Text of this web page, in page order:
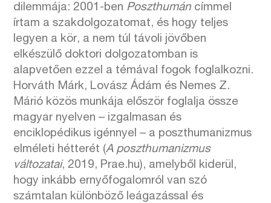
dilemmája: 2001-ben Poszthumán címmel
írtam a szakdolgozatomat, és hogy teljes
legyen a kör, a nem túl távoli jövőben
elkészülő doktori dolgozatomban is
alapvetően ezzel a témával fogok foglalkozni.
Horváth Márk, Lovász Ádám és Nemes Z.
Márió közös munkája először foglalja össze
magyar nyelven – izgalmasan és
enciklopédikus igénnyel – a poszthumanizmus
elméleti hétterét (A poszthumanizmus
változatai, 2019, Prae.hu), amelyből kiderül,
hogy inkább ernyőfogalomról van szó
számtalan különböző leágazással és